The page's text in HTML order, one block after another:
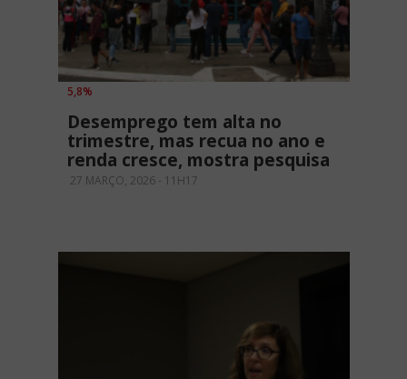
5,8%
Desemprego tem alta no
trimestre, mas recua no ano e
renda cresce, mostra pesquisa
27 MARÇO, 2026 - 11H17